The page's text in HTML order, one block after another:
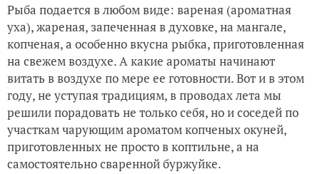
Рыба подается в любом виде: вареная (ароматная
уха), жареная, запеченная в духовке, на мангале,
копченая, а особенно вкусна рыбка, приготовленная
на свежем воздухе. А какие ароматы начинают
витать в воздухе по мере ее готовности. Вот и в этом
году, не уступая традициям, в проводах лета мы
решили порадовать не только себя, но и соседей по
участкам чарующим ароматом копченых окуней,
приготовленных не просто в коптильне, а на
самостоятельно сваренной буржуйке.